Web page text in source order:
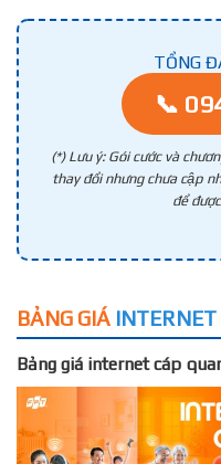
TỔNG
📞
(*) Lưu ý: Gói cước và
thay đổi nhưng chưa cập
để
BẢNG GIÁ
Bảng giá internet cáp